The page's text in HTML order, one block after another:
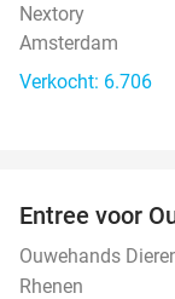
Nextory
Amsterdam
Verkocht: 6.706
Entree voor
Ouwehands
Rhenen